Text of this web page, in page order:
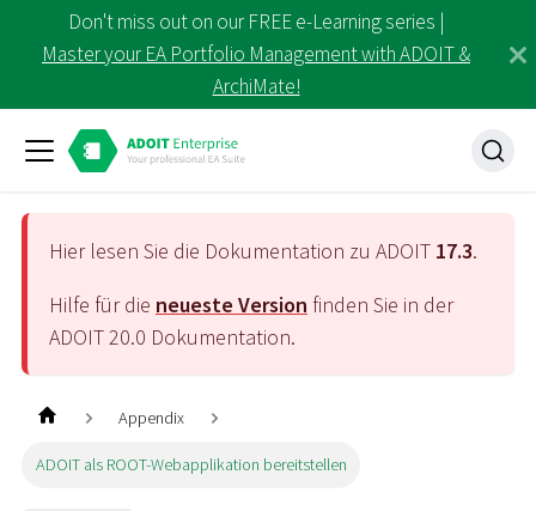
Don't miss out on our FREE e-Learning series |
Master your EA Portfolio Management with ADOIT &
ArchiMate!
Hier lesen Sie die Dokumentation zu ADOIT 17.3.
Hilfe für die neueste Version finden Sie in der
ADOIT20.0 Dokumentation.
Appendix
ADOIT als ROOT-Webapplikation bereitstellen